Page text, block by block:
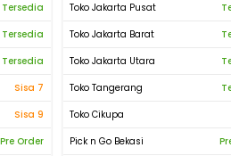
Tersedia
Tersedia
Tersedia
Sisa 7
Sisa 9
Pre Order
Toko Jakarta Pusat
Toko Jakarta Barat
Toko Jakarta Utara
Toko Tangerang
Toko Cikupa
Pick n Go Bekasi